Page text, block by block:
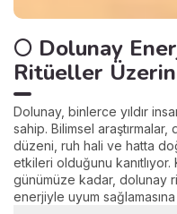
🌕 Dolunay
Ritüeller
Dolunay, binlerce yıldır
sahip. Bilimsel araştırmalar,
düzeni, ruh hali ve hatta
etkileri olduğunu kanıtlıyor.
günümüze kadar, dolunay
enerjiyle uyum